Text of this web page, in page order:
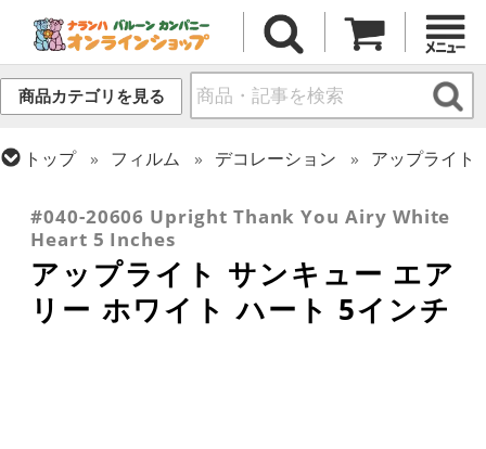
商品カテゴリを見る
トップ フィルム デコレーション
アップライト
#040-20606 Upright Thank You Airy White
Heart 5 Inches
アップライト サンキュー エア
リー ホワイト ハート 5インチ